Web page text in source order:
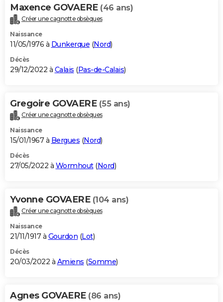
Maxence GOVAERE (46 ans)
Créer une cagnotte obsèques
Naissance
11/05/1976 à Dunkerque (Nord)
Décès
29/12/2022 à Calais (Pas-de-Calais)
Gregoire GOVAERE (55 ans)
Créer une cagnotte obsèques
Naissance
15/01/1967 à Bergues (Nord)
Décès
27/05/2022 à Wormhout(Nord)
Yvonne GOVAERE (104 ans)
Créer une cagnotte obsèques
Naissance
21/11/1917 à Gourdon (Lot)
Décès
20/03/2022 à Amiens (Somme)
Agnes GOVAERE (86 ans)